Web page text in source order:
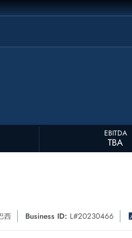
EBITDA
TBA
西 Business ID: L#20230466